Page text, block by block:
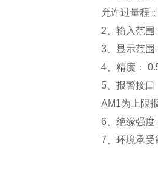
允许过量程
2 、输入范
3
显示范围
4 、精度：
5
报警接口
AM1为上限
6
绝缘强
7
环境承